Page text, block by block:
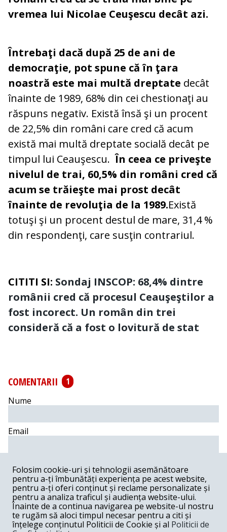
vremea lui Nicolae Ceuşescu decât azi.
Întrebaţi dacă după 25 de ani de
democraţie, pot spune că în ţara
noastră este mai multă dreptate decât
înainte de 1989, 68% din cei chestionaţi au
răspuns negativ. Există însă şi un procent
de 22,5% din români care cred că acum
există mai multă dreptate socială decât pe
timpul lui Ceauşescu.În ceea ce priveşte
nivelul de trai, 60,5% din români cred că
acum se trăieşte mai prost decât
înainte de revoluţia de la 1989.Există
totuşi şi un procent destul de mare, 31,4 %
din respondenţi, care susţin contrariul.
CITITI SI: Sondaj INSCOP: 68,4% dintre
românii cred că procesul Ceauşeştilor a
fost incorect. Un român din trei
consideră că a fost o lovitură de stat
COMENTARII
1
Nume
Email
Postează comentariu
Folosim cookie-uri și tehnologii asemănătoare
pentru a-ți îmbunătăți experiența pe acest website,
pentru a-ți oferi conținut și reclame personalizate și
pentru a analiza traficul și audiența website-ului.
Înainte de a continua navigarea pe website-ul nostru
te rugăm să aloci timpul necesar pentru a citi și
înțelege conținutul Politicii de Cookie și al Politicii de